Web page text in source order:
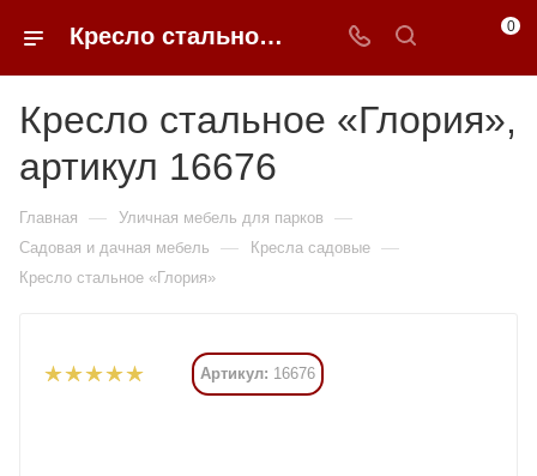
Кресло стальное «Глория» купить в Москве от 31 920 ₽ - 0FFER 0
Кресло стальное «Глория»,
артикул 16676
Главная — Уличная мебель для парков —
Садовая и дачная мебель — Кресла садовые —
Кресло стальное «Глория»
Артикул: 16676